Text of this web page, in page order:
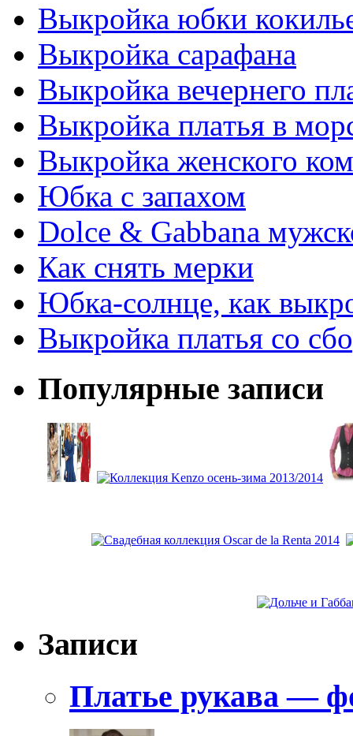
Выкройка юбки
Выкройка сарафана
Выкройка вечернего
Выкрoйкa плaтья в
Выкройка женского
Юбка с запахом
Dolce & Gabbana
Как снять мерки
Юбка-солнце, как
Выкройка платья со
Популярные записи
Записи
Платье рукава —